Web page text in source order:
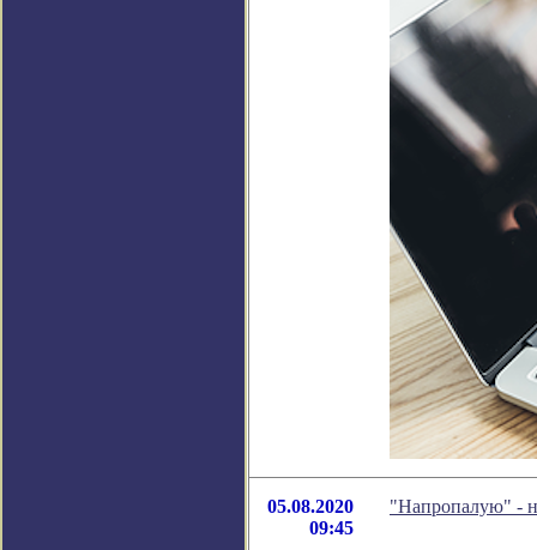
05.08.2020
09:45
"Напропалую" -